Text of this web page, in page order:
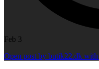
Feb 3
Open post by butik22.dk